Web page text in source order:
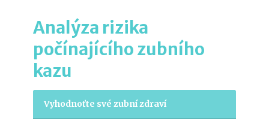
Analýza rizika
počínajícího zubního
kazu
Vyhodnoťte své zubní zdraví